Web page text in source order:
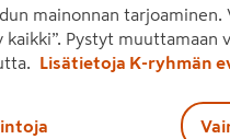
Lue lisää
mainonnan tarjoaminen.
kaikki”. Pystyt
Lisätietoja K-ryhmän